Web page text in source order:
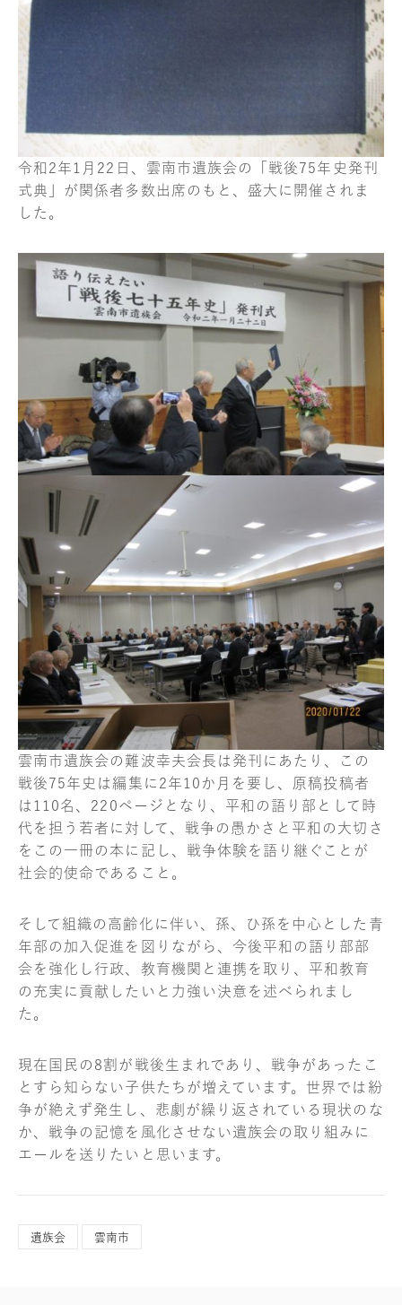
令和2年1月22日、雲南市遺族会の「戦後75年史発刊
式典」が関係者多数出席のもと、盛大に開催されま
した。
雲南市遺族会の難波幸夫会長は発刊にあたり、この
戦後75年史は編集に2年10か月を要し、原稿投稿者
は110名、220ページとなり、平和の語り部として時
代を担う若者に対して、戦争の愚かさと平和の大切さ
をこの一冊の本に記し、戦争体験を語り継ぐことが
社会的使命であること。
そして組織の高齢化に伴い、孫、ひ孫を中心とした青
年部の加入促進を図りながら、今後平和の語り部部
会を強化し行政、教育機関と連携を取り、平和教育
の充実に貢献したいと力強い決意を述べられまし
た。
現在国民の8割が戦後生まれであり、戦争があったこ
とすら知らない子供たちが増えています。世界では紛
争が絶えず発生し、悲劇が繰り返されている現状のな
か、戦争の記憶を風化させない遺族会の取り組みに
エールを送りたいと思います。
遺族会 雲南市